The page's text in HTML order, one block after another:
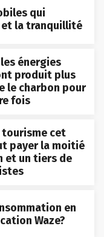
qui
et la tranquillité
énergies
produit plus
le charbon pour
fois
tourisme cet
payer la moitié
et un tiers de
en
Waze?